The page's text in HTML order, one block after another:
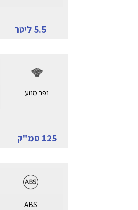
5.5 ליטר
נפח מנוע
125 סמ"ק
ABS